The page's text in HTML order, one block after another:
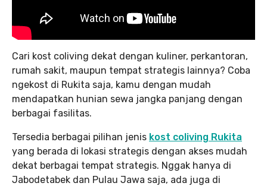
Cari kost coliving dekat dengan kuliner, perkantoran,
rumah sakit, maupun tempat strategis lainnya? Coba
ngekost di Rukita saja, kamu dengan mudah
mendapatkan hunian sewa jangka panjang dengan
berbagai fasilitas.
Tersedia berbagai pilihan jenis kost coliving Rukita
yang berada di lokasi strategis dengan akses mudah
dekat berbagai tempat strategis. Nggak hanya di
Jabodetabek dan Pulau Jawa saja, ada juga di